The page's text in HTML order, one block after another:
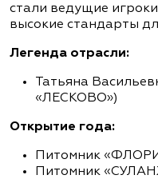
стали ведущие
высокие стандарты
Легенда отрасли:
Татьяна
«ЛЕСКОВО»)
Открытие года:
Питомник
Питомник